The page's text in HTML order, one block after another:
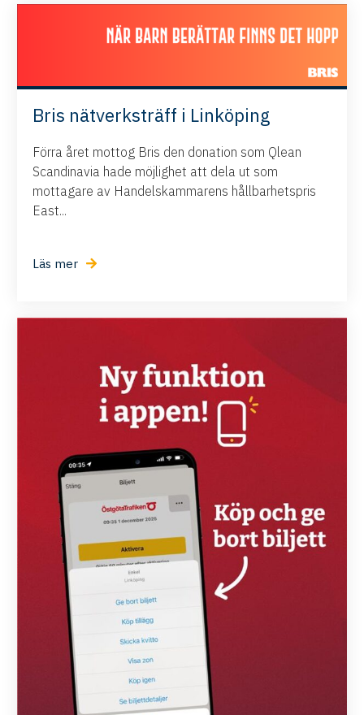
Bris nätverksträff i Linköping
Förra året mottog Bris den donation som Qlean
Scandinavia hade möjlighet att dela ut som
mottagare av Handelskammarens hållbarhetspris
East...
Läs mer